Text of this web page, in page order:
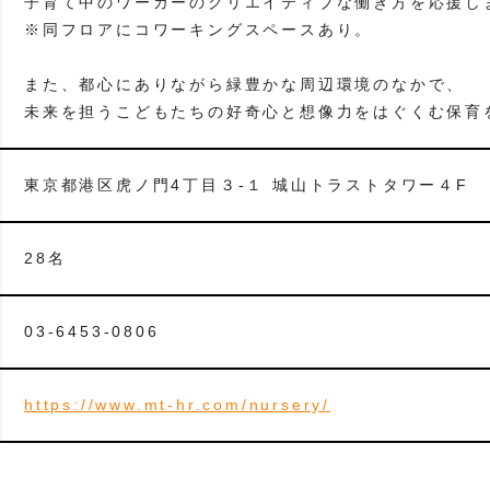
※同フロアにコワーキングスペースあり。
また、都心にありながら緑豊かな周辺環境のなかで、
未来を担うこどもたちの好奇心と想像力をはぐくむ保育
東京都港区虎ノ門4丁目３-１ 城山トラストタワー４F
28名
03-6453-0806
https://www.mt-hr.com/nursery/